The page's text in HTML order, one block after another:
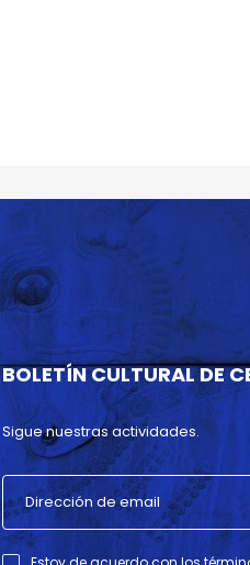
BOLETÍN CULTURAL DE
Sigue nuestras actividades.